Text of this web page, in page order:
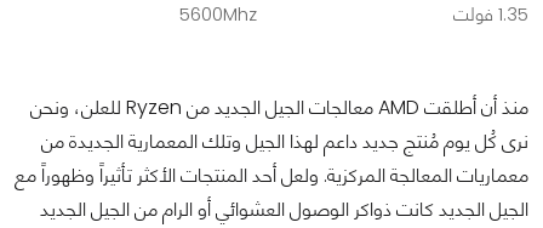
1.35 فولت 5600Mhz
منذ أن أطلقت AMD معالجات الجيل الجديد من Ryzen للعلن، ونحن
نرى كُل يوم مُنتج جديد داعم لهذا الجيل وتلك المعمارية الجديدة من
معماريات المعالجة المركزية. ولعل أحد المنتجات الأكثر تأثيراً وظهوراً مع
الجيل الجديد كانت ذواكر الوصول العشوائي أو الرام من الجيل الجديد